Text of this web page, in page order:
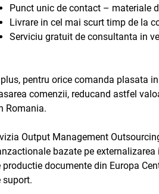
Punct unic de contact – materiale
Livrare in cel mai scurt timp de la
Serviciu gratuit de consultanta in
pentru orice comanda plasata
comenzii, reducand astfel
Romania.
Output Management
bazate pe
productie documente din Europa
suport.